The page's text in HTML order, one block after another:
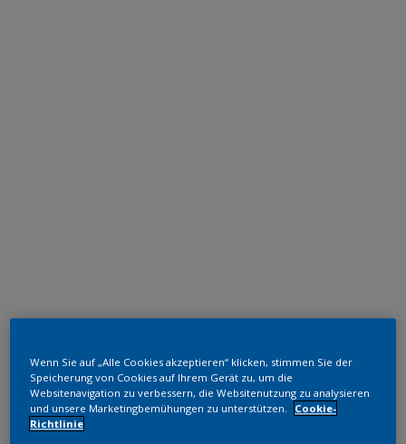
RAL 7021
NLB21I
Wenn Sie auf „Alle Cookies akzeptieren“ klicken, stimmen Sie der
Speicherung von Cookies auf Ihrem Gerät zu, um die
Websitenavigation zu verbessern, die Websitenutzung zu analysieren
und unsere Marketingbemühungen zu unterstützen.
Cookie-
Richtlinie